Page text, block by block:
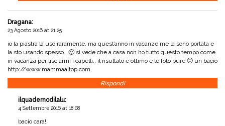
Dragana:
23 Agosto 2016 at 21:25
io la piastra la uso raramente, ma quest’anno in vacanze me la sono portata e
la sto usando spesso.. 🙂 si vede che a casa non ho tutto questo tempo come
in vacanza per lisciarmi i capelli.. il risultato è ottimo e le foto pure 🙂 un bacio
http://www.mammaaltop.com
Rispondi
ilquadernodilalu:
4 Settembre 2016 at 18:08
bacio cara!